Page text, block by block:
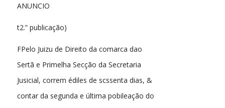
ANUNCIO
t2.” publicação)
FPelo Juizu de Direito da comarca dao
Sertã e Primelha Secção da Secretaria
Jusicial, correm édiles de scssenta dias, &
contar da segunda e última pobileação do